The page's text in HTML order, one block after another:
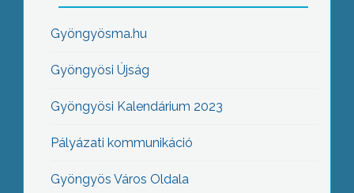
Gyöngyösma.hu
Gyöngyösi Újság
Gyöngyösi Kalendárium 2023
Pályázati kommunikáció
Gyöngyös Város Oldala